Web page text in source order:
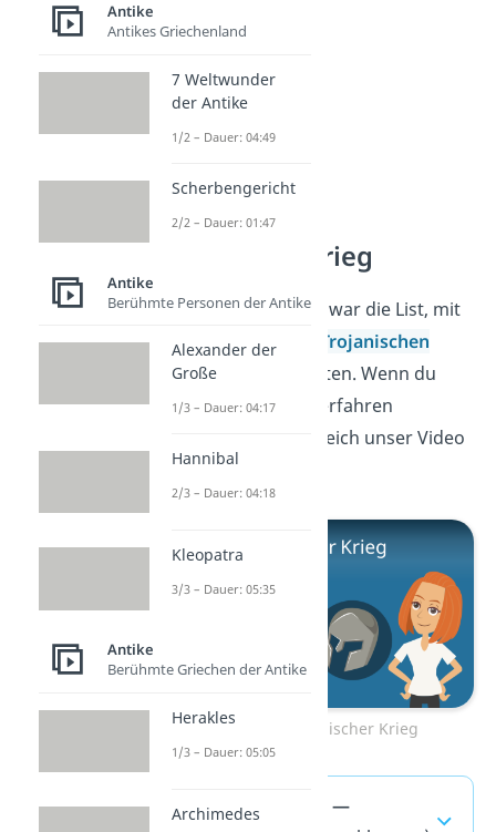
Trojanischer Krieg
Das Trojanische Pferd war die List, mit
der die Griechen den
Trojanischen
Krieggewinnen konnten. Wenn du
mehr über den Krieg erfahren
möchtest, schau dir gleich unser Video
dazu an.
Zum Video: Trojanischer Krieg
Trojanisches Pferd —
Antike
Antikes Griechenland
7 Weltwunder
der Antike
1/2 – Dauer: 04:49
Scherbengericht
2/2 – Dauer: 01:47
Antike
Berühmte Personen der Antike
Alexander der
Große
1/3 – Dauer: 04:17
Hannibal
2/3 – Dauer: 04:18
Kleopatra
3/3 – Dauer: 05:35
Antike
Berühmte Griechen der Antike
Herakles
1/3 – Dauer: 05:05
Archimedes